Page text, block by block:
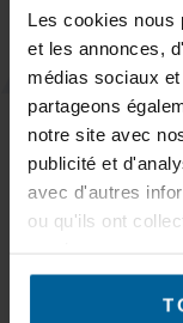
Les cookies nous
et les annonces,
médias sociaux
partageons
notre site avec
publicité et
avec d'autres
ou qu'ils ont
GARDEZ
CONTACT
Ponts